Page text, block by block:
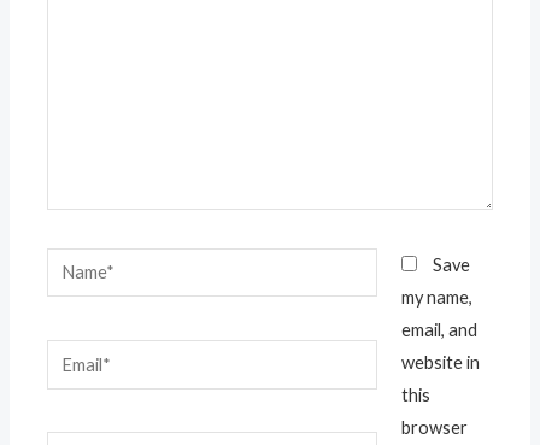
Name*
Email*
Save
my name,
email, and
website in
this
browser